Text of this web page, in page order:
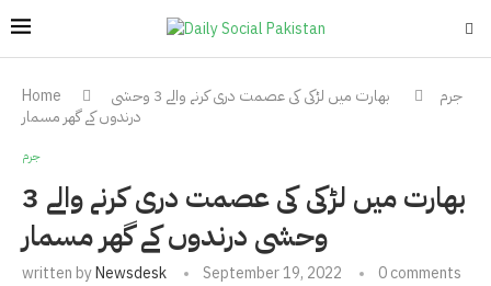
Home جرم
بھارت میں لڑکی کی عصمت دری کرنے والے 3 وحشی
درندوں کے گھر مسمار
جرم
بھارت میں لڑکی کی عصمت دری کرنے والے 3
وحشی درندوں کے گھر مسمار
written byNewsdesk September 19, 2022
0 comments